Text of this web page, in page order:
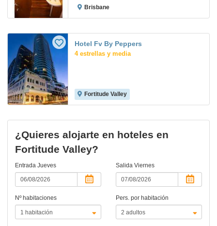
Brisbane
Hotel Fv By Peppers
4 estrellas y media
Fortitude Valley
¿Quieres alojarte en hoteles en
Fortitude Valley?
Entrada Jueves Salida Viernes
Nº habitaciones Pers. por habitación